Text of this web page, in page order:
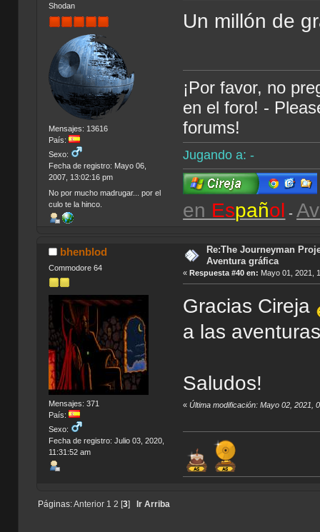
Shodan
Mensajes: 13616
País:
Sexo:
Fecha de registro: Mayo 06,
2007, 13:02:16 pm
No por mucho madrugar... por el
culo te la hinco.
Un millón de
¡Por favor, no
en el foro! -
forums!
Jugando a: -
en Español -
bhenblod
Commodore 64
Mensajes: 371
País:
Sexo:
Fecha de registro: Julio 03, 2020,
11:31:52 am
Re:The Journeyman
Aventura gráfica
«Respuesta #40 en: Mayo 01, 2021,
Gracias Cireja
a las
Saludos!
«Última modificación: Mayo 02, 2021,
Páginas:Anterior 1 2 3] Ir Arriba